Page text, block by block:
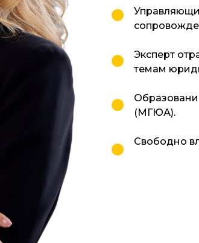
Эксперт
темам
(МГЮА).
Свободно
дневный
импорту из